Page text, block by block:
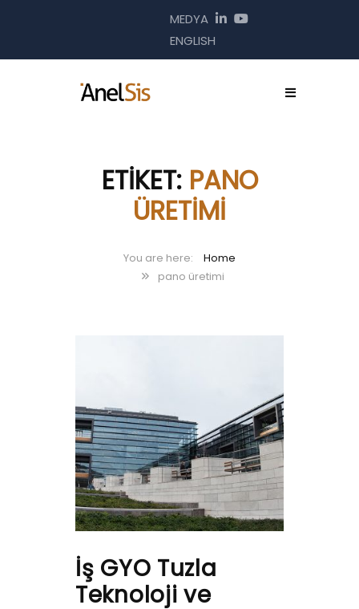
MEDYA
ENGLISH
ETIKET: PANO
ÜRETIMI
Home
pano üretimi
İş GYO Tuzla
Teknoloji ve